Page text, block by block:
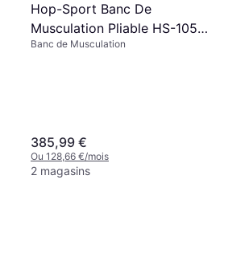
Hop-Sport Banc De
Musculation Pliable HS-1055
74 kg
Banc de Musculation
385,99 €
Ou 128,66 €/mois
2 magasins